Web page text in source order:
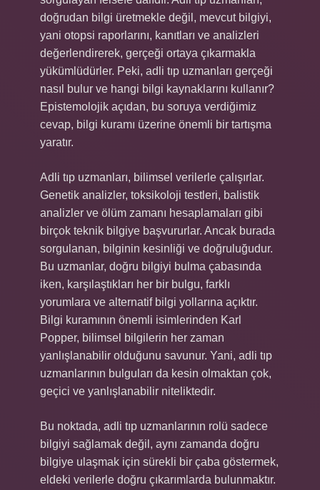
doğrudan bilgi üretmekle değil, mevcut bilgiyi,
yani otopsi raporlarını, kanıtları ve analizleri
değerlendirerek, gerçeği ortaya çıkarmakla
yükümlüdürler. Peki, adli tıp uzmanları gerçeği
nasıl bulur ve hangi bilgi kaynaklarını kullanır?
Epistemolojik açıdan, bu soruya verdiğimiz
cevap, bilgi kuramı üzerine önemli bir tartışma
yaratır.
Adli tıp uzmanları, bilimsel verilerle çalışırlar.
Genetik analizler, toksikoloji testleri, balistik
analizler ve ölüm zamanı hesaplamaları gibi
birçok teknik bilgiye başvururlar. Ancak burada
sorgulanan, bilginin kesinliği ve doğruluğudur.
Bu uzmanlar, doğru bilgiyi bulma çabasında
iken, karşılaştıkları her bir bulgu, farklı
yorumlara ve alternatif bilgi yollarına açıktır.
Bilgi kuramının önemli isimlerinden Karl
Popper, bilimsel bilgilerin her zaman
yanlışlanabilir olduğunu savunur. Yani, adli tıp
uzmanlarının bulguları da kesin olmaktan çok,
geçici ve yanlışlanabilir niteliktedir.
Bu noktada, adli tıp uzmanlarının rolü sadece
bilgiyi sağlamak değil, aynı zamanda doğru
bilgiye ulaşmak için sürekli bir çaba göstermek,
eldeki verilerle doğru çıkarımlarda bulunmaktır.